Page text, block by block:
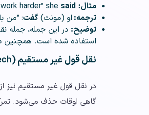
مثال: said
ترجمه: او (مونث) گفت: “من
توضیح:
استفاده شده است. همچنین
نقل قول غیر مستقیم (reported speech)
گاهی اوقات حذف می‌شود.